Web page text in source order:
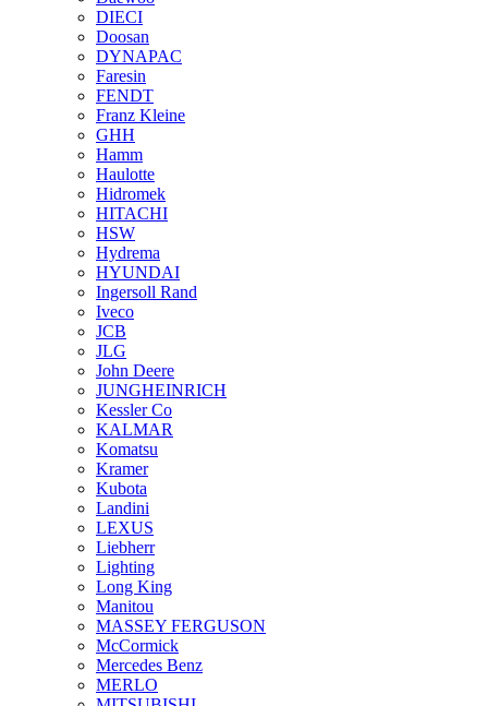
DIECI
Doosan
DYNAPAC
Faresin
FENDT
Franz Kleine
GHH
Hamm
Haulotte
Hidromek
HITACHI
HSW
Hydrema
HYUNDAI
Ingersoll Rand
Iveco
JCB
JLG
John Deere
JUNGHEINRICH
Kessler Co
KALMAR
Komatsu
Kramer
Kubota
Landini
LEXUS
Liebherr
Lighting
Long King
Manitou
MASSEY FERGUSON
McCormick
Mercedes Benz
MERLO